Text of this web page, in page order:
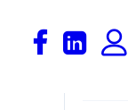
Région